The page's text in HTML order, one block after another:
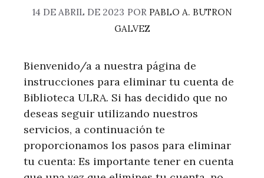
14 DE ABRIL DE 2023 POR PABLO A. BUTRON
GALVEZ
Bienvenido/a a nuestra página de
instrucciones para eliminar tu cuenta de
Biblioteca ULRA. Si has decidido que no
deseas seguir utilizando nuestros
servicios, a continuación te
proporcionamos los pasos para eliminar
tu cuenta: Es importante tener en cuenta